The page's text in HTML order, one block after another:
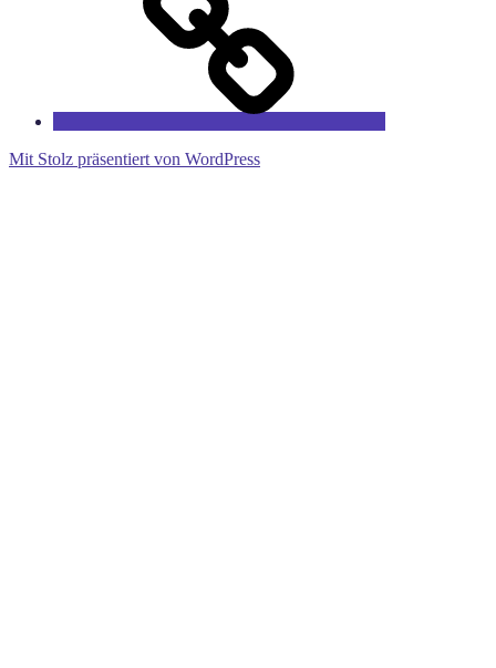
Mit Stolz präsentiert von WordPress